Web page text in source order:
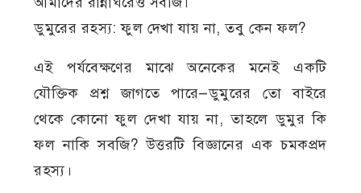
ডুমুরের রহস্য: ফুল দেখা যায় না, তবু কেন ফল?
এই পর্যবেক্ষণের মাঝে অনেকের মনেই একটি
যৌক্তিক প্রশ্ন জাগতে পারে—ডুমুরের তো বাইরে
থেকে কোনো ফুল দেখা যায় না, তাহলে ডুমুর কি
ফল নাকি সবজি? উত্তরটি বিজ্ঞানের এক চমকপ্রদ
রহস্য।